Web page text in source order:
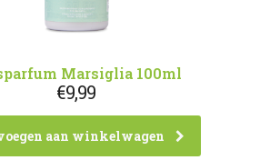
Marsiglia 100ml
€9,99
aan winkelwagen